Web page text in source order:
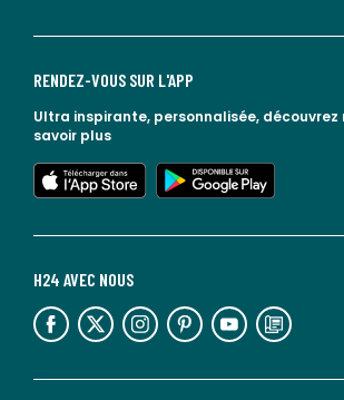
H24 AVEC NOUS
lien vers l'espace réseaux sociaux lien vers l'espace réseaux sociaux lien vers l'espace réseaux sociaux lien vers l'espace réseaux sociaux lien vers l'espace réseaux sociaux lien vers le blog la redoute
RENDEZ-VOUS SUR L'APP
Ultra inspirante, personnalisée, découvrez
savoir plus
lien vers l'app store
lien vers google play